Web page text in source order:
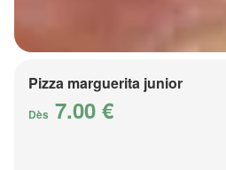
Pizza marguerita junior
Dès 7.00 €